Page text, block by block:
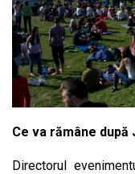
Ce va rămâne
Directorul